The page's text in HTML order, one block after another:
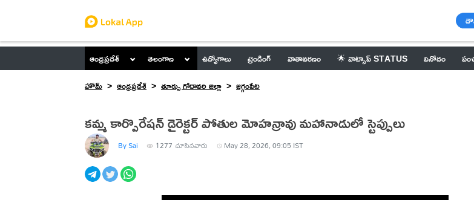
ఆంధ్రప్రదేశ్ తెలంగాణ ఉద్యోగాలు ట్రెండింగ్ వాతావరణం 🌟 వాట్సాప్ STATUS వినోదం
హోమ్
ఆంధ్రప్రదేశ్ తూర్పు గోదావరి జిల్లా జగ్గంపేట
కమ్మ కార్పొరేషన్ డైరెక్టర్ పోతుల మోహన్రావు మహానాడులో స్టెప్పులు
By Sai 1277 చూసినవారు May 28, 2026, 09:05 IST